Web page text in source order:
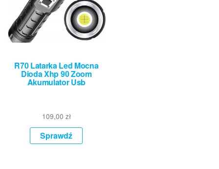
R70 Latarka Led Mocna
Dioda Xhp 90 Zoom
Akumulator Usb
109,00 zł
Sprawdź